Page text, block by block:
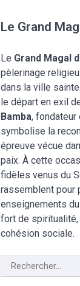
Le Grand
Le Grand Magal
pèlerinage
dans la ville
le départ en exil
Bamba, fondateur
symbolise la
épreuve vécue
paix. À cette
fidèles venus du
rassemblent pour
enseignements
fort de
cohésion sociale.